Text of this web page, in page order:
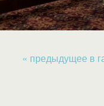
« предыдущее в